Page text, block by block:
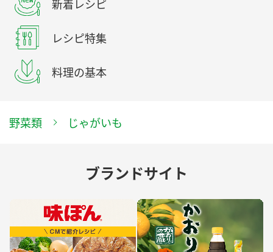
新着レシピ
レシピ特集
料理の基本
野菜類 じゃがいも
ブランドサイト